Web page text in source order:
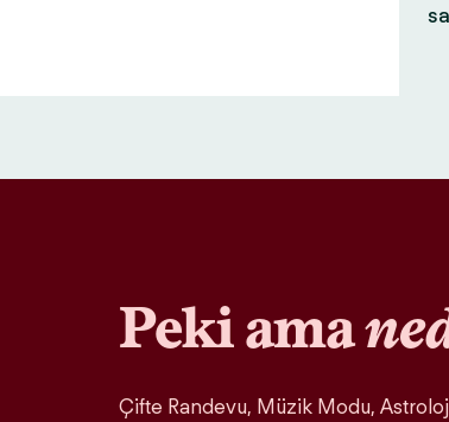
Peki ama
Çifte Randevu, Müzik Modu,